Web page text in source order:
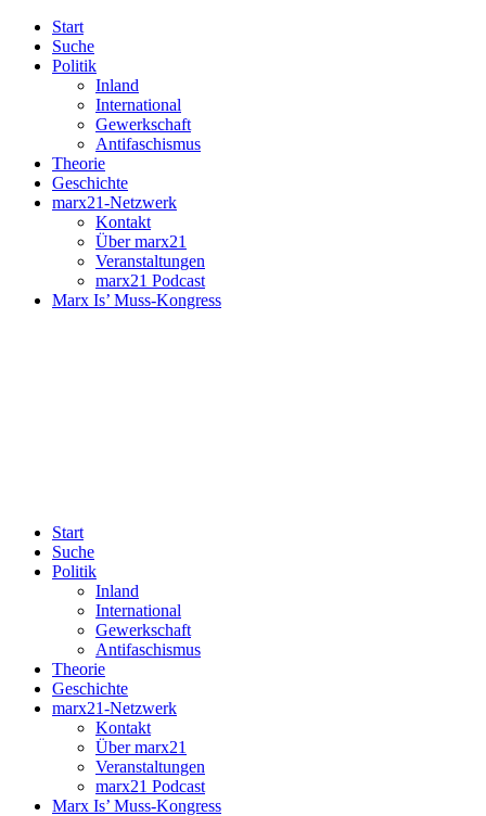
Start
Suche
Politik
Inland
International
Gewerkschaft
Antifaschismus
Theorie
Geschichte
marx21-Netzwerk
Kontakt
Über marx21
Veranstaltungen
marx21 Podcast
Marx Is’ Muss-Kongress
Start
Suche
Politik
Inland
International
Gewerkschaft
Antifaschismus
Theorie
Geschichte
marx21-Netzwerk
Kontakt
Über marx21
Veranstaltungen
marx21 Podcast
Marx Is’ Muss-Kongress